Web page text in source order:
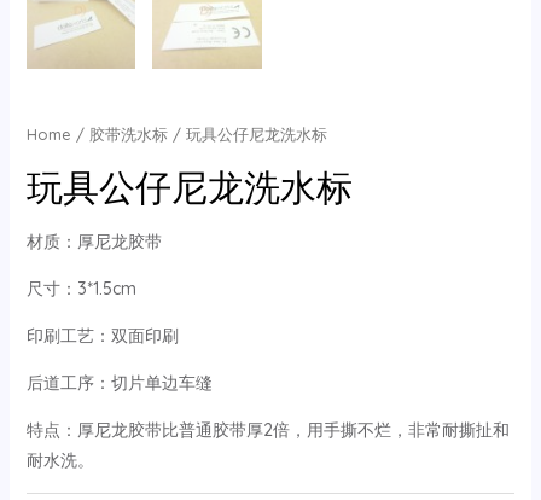
Home / 胶带洗水标/ 玩具公仔尼龙洗水标
玩具公仔尼龙洗水标
材质：厚尼龙胶带
尺寸：3*1.5cm
印刷工艺：双面印刷
后道工序：切片单边车缝
特点：厚尼龙胶带比普通胶带厚2倍，用手撕不烂，非常耐撕扯和
耐水洗。